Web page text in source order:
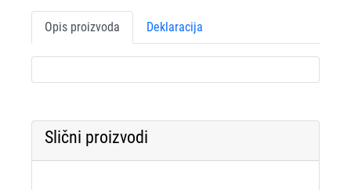
Opis proizvoda Deklaracija
Slični proizvodi